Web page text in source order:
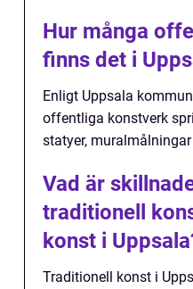
Hur många
finns det i
Enligt Uppsala
offentliga konstverk
statyer,
Vad är
traditionell
konst i
Traditionell konst i